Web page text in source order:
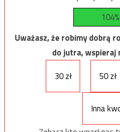
104%
Uważasz, że robimy dobrą
do jutra, wspieraj
30 zł
50 zł
Inna